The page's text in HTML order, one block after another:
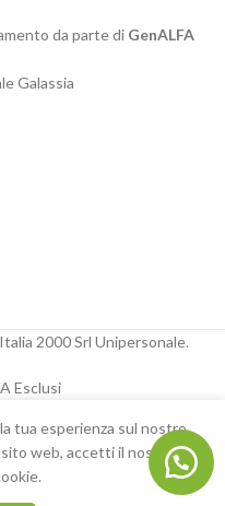
da parte di GenALFA
Galassia
2000 Srl Unipersonale.
Esclusi
tua esperienza sul nostro
web, accetti il ​​nostro
Su richiesta.
Contatta